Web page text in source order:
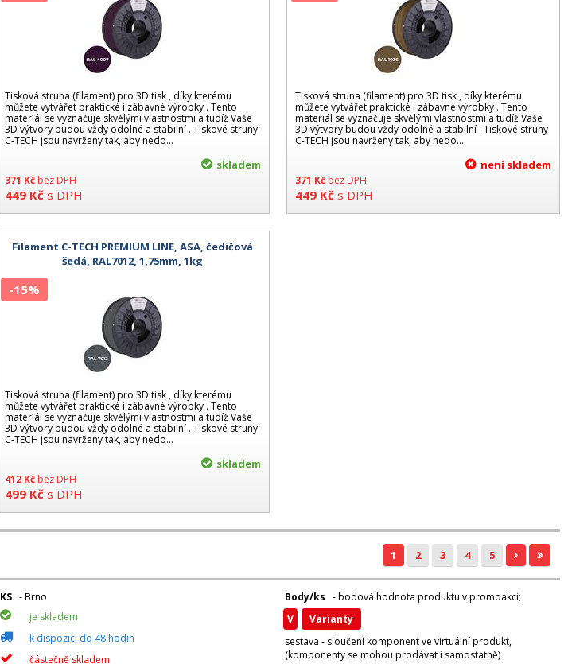
Tisková struna (filament) pro 3D tisk , díky kterému
můžete vytvářet praktické i zábavné výrobky . Tento
materiál se vyznačuje skvělými vlastnostmi a tudíž Vaše
3D výtvory budou vždy odolné a stabilní . Tiskové struny
C-TECH jsou navrženy tak, aby nedo...
371 Kč bez DPH
449 Kč s DPH
skladem
Tisková struna (filament) pro 3D tisk , díky kterému
můžete vytvářet praktické i zábavné výrobky . Tento
materiál se vyznačuje skvělými vlastnostmi a tudíž Vaše
3D výtvory budou vždy odolné a stabilní . Tiskové struny
C-TECH jsou navrženy tak, aby nedo...
371 Kč bez DPH
449 Kč s DPH
není skladem
Filament C-TECH PREMIUM LINE, ASA, čedičová
šedá, RAL7012, 1,75mm, 1kg
Tisková struna (filament) pro 3D tisk , díky kterému
můžete vytvářet praktické i zábavné výrobky . Tento
materiál se vyznačuje skvělými vlastnostmi a tudíž Vaše
3D výtvory budou vždy odolné a stabilní . Tiskové struny
C-TECH jsou navrženy tak, aby nedo...
412 Kč bez DPH
499 Kč s DPH
-15%
skladem
1 2 3 4 5
KS - Brno
je skladem
k dispozici do 48 hodin
částečně skladem
Body/ks - bodová hodnota produktu v promoakci;
v
varianty
sestava - sloučení komponent ve virtuální produkt,
(komponenty se mohou prodávat i samostatně)